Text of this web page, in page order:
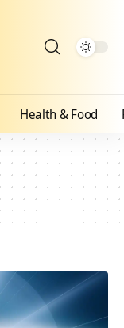
Health & Food